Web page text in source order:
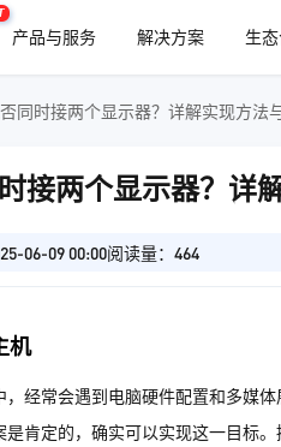
产品与服务 解决方案 生
同时接两个显示器？详解实现方法
接两个显示器？详
06-09 00:00阅读量：464
机
经常会遇到电脑硬件配置和多媒
肯定的，确实可以实现这一目标